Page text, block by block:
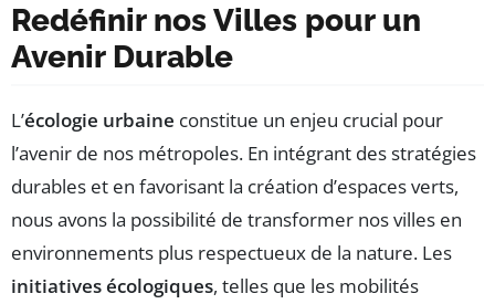
Redéfinir nos Villes pour un
Avenir Durable
L’écologie urbaine constitue un enjeu crucial pour
l’avenir de nos métropoles. En intégrant des stratégies
durables et en favorisant la création d’espaces verts,
nous avons la possibilité de transformer nos villes en
environnements plus respectueux de la nature. Les
initiatives écologiques, telles que les mobilités